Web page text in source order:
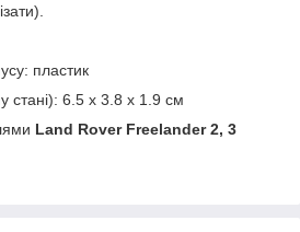
пластик
стані): 6.5 х 3.8 х 1.9 см
Land Rover Freelander 2, 3